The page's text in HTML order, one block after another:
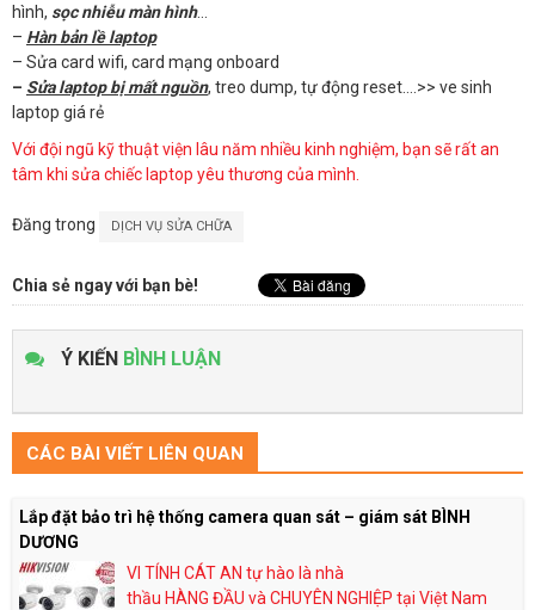
hình, sọc nhiễu màn hình…
– Hàn bản lề laptop
– Sửa card wifi, card mạng onboard
– Sửa laptop bị mất nguồn, treo dump, tự động reset….>> ve sinh
laptop giá rẻ
Với đội ngũ kỹ thuật viện lâu năm nhiều kinh nghiệm, bạn sẽ rất an
tâm khi sửa chiếc laptop yêu thương của mình.
Đăng trong DỊCH VỤ SỬA CHỮA
Chia sẻ ngay với bạn bè!
Ý KIẾN BÌNH LUẬN
CÁC BÀI VIẾT LIÊN QUAN
Lắp đặt bảo trì hệ thống camera quan sát – giám sát BÌNH
DƯƠNG
VI TÍNH CÁT AN tự hào là nhà
thầu HÀNG ĐẦU và CHUYÊN NGHIỆP tại Việt Nam